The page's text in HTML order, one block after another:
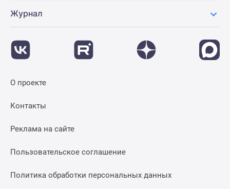
Журнал
О проекте
Контакты
Реклама на сайте
Пользовательское соглашение
Политика обработки персональных данных